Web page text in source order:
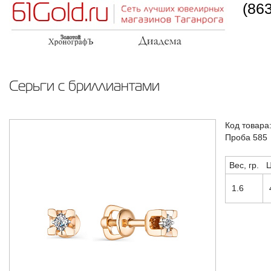
Серьги с бриллиантами
Код
Проба 585
Вес, гр.
1.6